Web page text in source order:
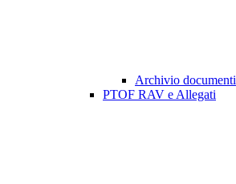
Archivio documenti
PTOF RAV e Allegati